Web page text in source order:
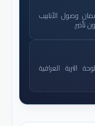
وصول الأنابيب
تأخير.
العراقية